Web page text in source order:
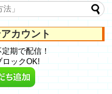
カウント
期で配信！
ックOK!